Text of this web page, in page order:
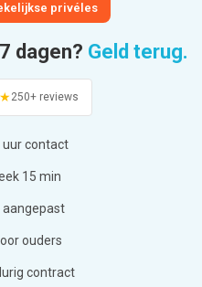
privéles
dagen? Geld terug.
250+reviews
uur contact
15 min
aangepast
ouders
contract